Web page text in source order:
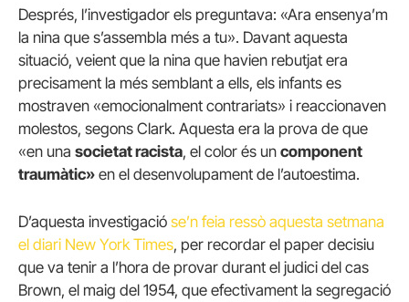
Després, l’investigador els preguntava: «Ara ensenya’m
la nina que s’assembla més a tu». Davant aquesta
situació, veient que la nina que havien rebutjat era
precisament la més semblant a ells, els infants es
mostraven «emocionalment contrariats» i reaccionaven
molestos, segons Clark. Aquesta era la prova de que
«en una societat racista, el color és un component
traumàtic» en el desenvolupament de l’autoestima.
D’aquesta investigació se’n feia ressò aquesta setmana
el diari New York Times, per recordar el paper decisiu
que va tenir a l’hora de provar durant el judici del cas
Brown, el maig del 1954, que efectivament la segregació